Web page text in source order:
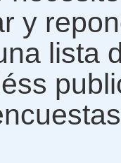
y
lista